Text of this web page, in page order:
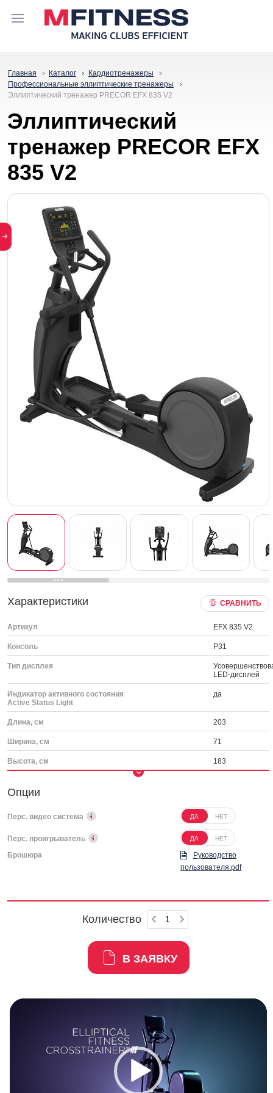
Главная Каталог
Кардиотренажеры
Профессиональные эллиптические тренажеры
Эллиптический тренажер PRECOR EFX 835 V2
Эллиптический
тренажер PRECOR EFX
835 V2
Характеристики СРАВНИТЬ
Артикул EFX 835 V2
Консоль P31
Тип дисплея
LED-дисплей
Индикатор активного состояния
Active Status Light
да
Длина, см 203
Ширина, см 71
Высота, см 183
Опции
Перс. видео система ДА НЕТ
Перс. проигрыватель ДА НЕТ
Брошюра
Руководство
пользователя.pdf
Количество
В ЗАЯВКУ